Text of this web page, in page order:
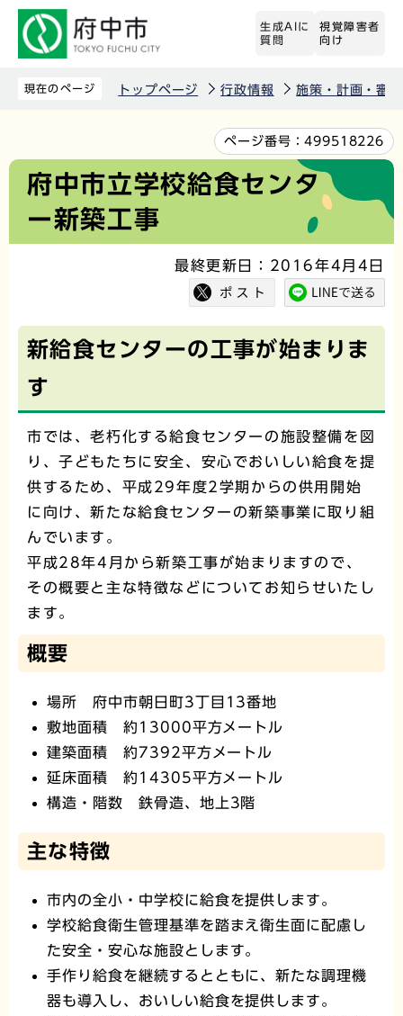
先
生成AIに
質問
視覚障害者
向け
現在のページ トップページ 行政情報 施策・計画・審
文
か
ページ番号：499518226
府中市立学校給食センタ
ー新築工事
最終更新日：2016年4月4日
新給食センターの工事が始まりま
す
市では、老朽化する給食センターの施設整備を図
り、子どもたちに安全、安心でおいしい給食を提
供するため、平成29年度2学期からの供用開始
に向け、新たな給食センターの新築事業に取り組
んでいます。
平成28年4月から新築工事が始まりますので、
その概要と主な特徴などについてお知らせいたし
ます。
概要
場所 府中市朝日町3丁目13番地
敷地面積 約13000平方メートル
建築面積 約7392平方メートル
延床面積 約14305平方メートル
構造・階数 鉄骨造、地上3階
主な特徴
市内の全小・中学校に給食を提供します。
学校給食衛生管理基準を踏まえ衛生面に配慮し
た安全・安心な施設とします。
手作り給食を継続するとともに、新たな調理機
器も導入し、おいしい給食を提供します。